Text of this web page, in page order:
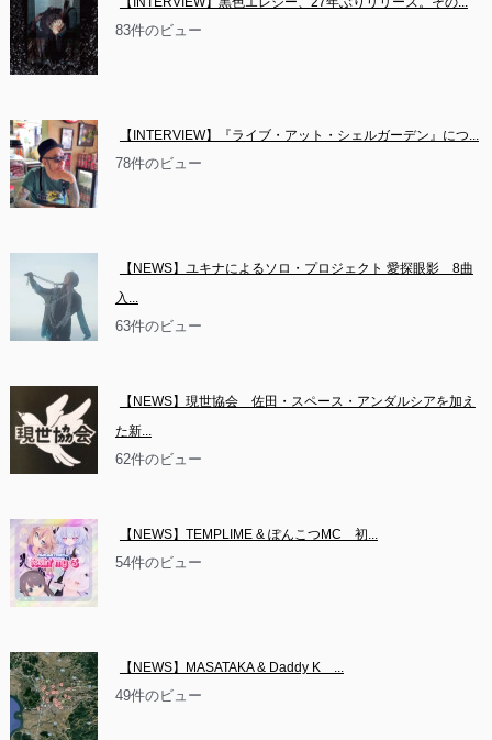
83件のビュー
【INTERVIEW】『ライブ・アット・シェルガーデン』につ...
78件のビュー
【NEWS】ユキナによるソロ・プロジェクト 愛探眼影　8曲
入...
63件のビュー
【NEWS】現世協会　佐田・スペース・アンダルシアを加え
た新...
62件のビュー
【NEWS】TEMPLIME & ぽんこつMC　初...
54件のビュー
【NEWS】MASATAKA & Daddy K　...
49件のビュー